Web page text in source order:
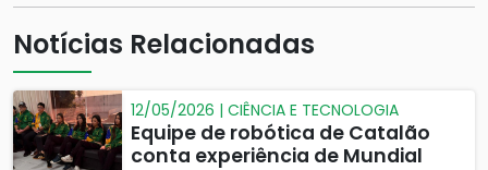
Notícias Relacionadas
12/05/2026 | CIÊNCIA E TECNOLOGIA
Equipe de robótica de Catalão
conta experiência de Mundial